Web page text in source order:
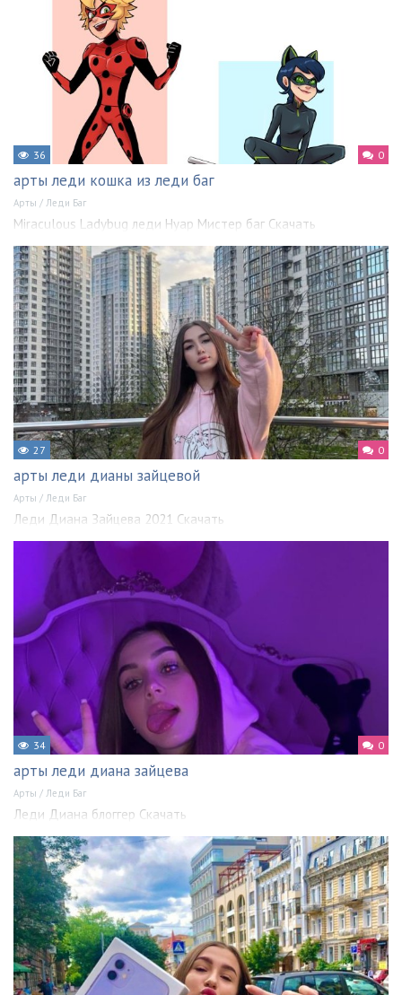
36 0
арты леди кошка из леди баг
Арты / Леди Баг
Miraculous Ladybug леди Нуар Мистер баг Скачать
27 0
арты леди дианы зайцевой
Арты / Леди Баг
Леди Диана Зайцева 2021 Скачать
34 0
арты леди диана зайцева
Арты / Леди Баг
Леди Диана блоггер Скачать